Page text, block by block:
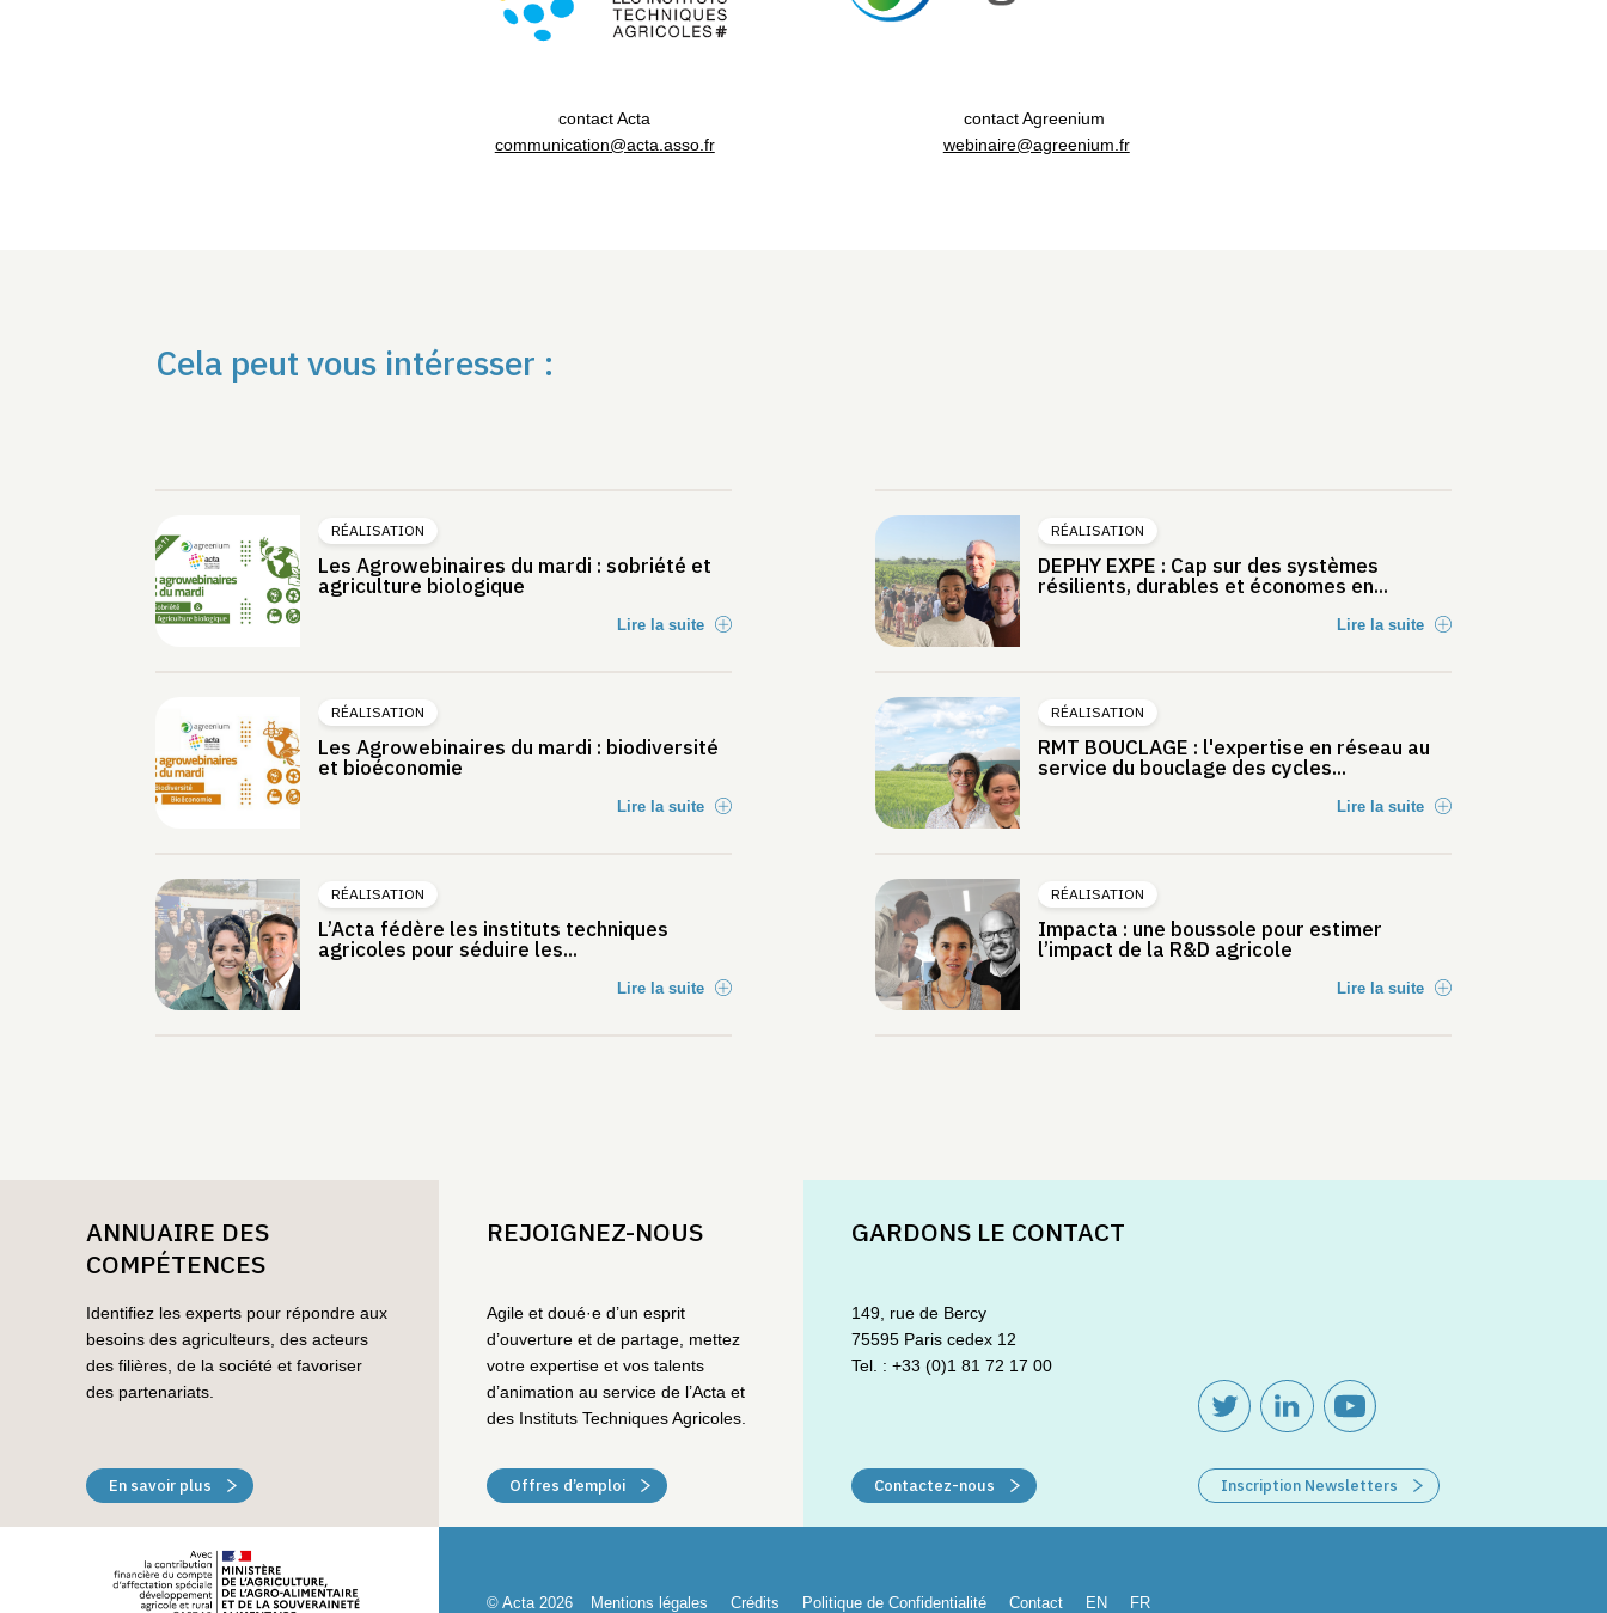
contact Acta
communication@acta.asso.fr
contact Agreenium
webinaire@agreenium.fr
Cela peut vous intéresser :
RÉALISATION
Les Agrowebinaires du mardi : sobriété et
agriculture biologique
Lire la suite
RÉALISATION
Les Agrowebinaires du mardi : biodiversité
et bioéconomie
Lire la suite
RÉALISATION
L’Acta fédère les instituts techniques
agricoles pour séduire les...
Lire la suite
RÉALISATION
DEPHY EXPE : Cap sur des systèmes
résilients, durables et économes en...
Lire la suite
RÉALISATION
RMT BOUCLAGE : l'expertise en réseau au
service du bouclage des cycles...
Lire la suite
RÉALISATION
Impacta : une boussole pour estimer
l’impact de la R&D agricole
Lire la suite
ANNUAIRE DES
COMPÉTENCES
Identifiez les experts pour répondre aux
besoins des agriculteurs, des acteurs
des filières, de la société et favoriser
des partenariats.
En savoir plus
REJOIGNEZ-NOUS
Agile et doué·e d’un esprit
d’ouverture et de partage, mettez
votre expertise et vos talents
d’animation au service de l’Acta et
des Instituts Techniques Agricoles.
Offres d’emploi
GARDONS LE CONTACT
149, rue de Bercy
75595 Paris cedex 12
Tel. : +33 (0)1 81 72 17 00
Contactez-nous Inscription Newsletters
© Acta 2026 Mentions légales Crédits Politique de Confidentialité Contact EN FR